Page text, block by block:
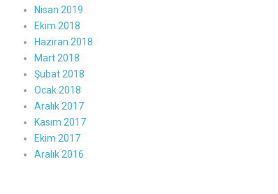
Nisan 2019
Ekim 2018
Haziran 2018
Mart 2018
Şubat 2018
Ocak 2018
Aralık 2017
Kasım 2017
Ekim 2017
Aralık 2016